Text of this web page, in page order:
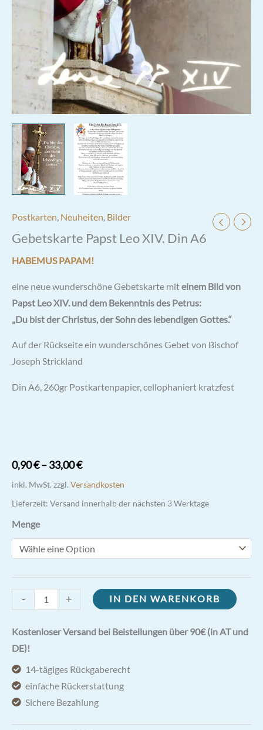
Postkarten Neuheiten Bilder
Gebetskarte Papst Leo XIV. Din A6
HABEMUS PAPAM!
eine neue wunderschöne Gebetskarte miteinem Bild von
Papst Leo XIV. und dem Bekenntnis des Petrus:
„Du bist der Christus, der Sohn des lebendigen Gottes.“
Auf der Rückseite ein wunderschönes Gebet von Bischof
Joseph Strickland
Din A6, 260gr Postkartenpapier, cellophaniert kratzfest
0,90€–33,00€
inkl. MwSt. zzgl. Versandkosten
Lieferzeit: Versand innerhalb der nächsten 3 Werktage
Menge
-
Gebetskarte
Papst
Leo
XIV.
Din
A6
Menge
+ IN DEN WARENKORB
Kostenloser Versand bei Beistellungen über 90€ (in AT und
DE)!
14-tägiges Rückgaberecht
einfache Rückerstattung
Sichere Bezahlung